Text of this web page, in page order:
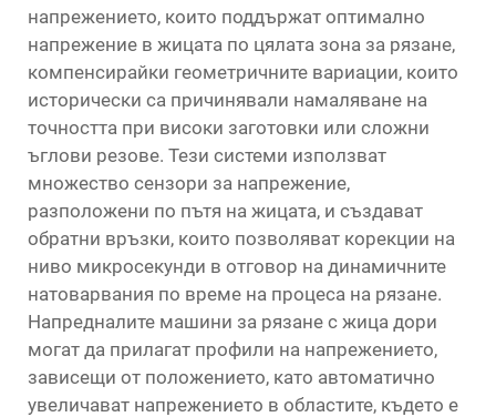
напрежението, които поддържат оптимално
напрежение в жицата по цялата зона за рязане,
компенсирайки геометричните вариации, които
исторически са причинявали намаляване на
точността при високи заготовки или сложни
ъглови резове. Тези системи използват
множество сензори за напрежение,
разположени по пътя на жицата, и създават
обратни връзки, които позволяват корекции на
ниво микросекунди в отговор на динамичните
натоварвания по време на процеса на рязане.
Напредналите машини за рязане с жица дори
могат да прилагат профили на напрежението,
зависещи от положението, като автоматично
увеличават напрежението в областите, където е